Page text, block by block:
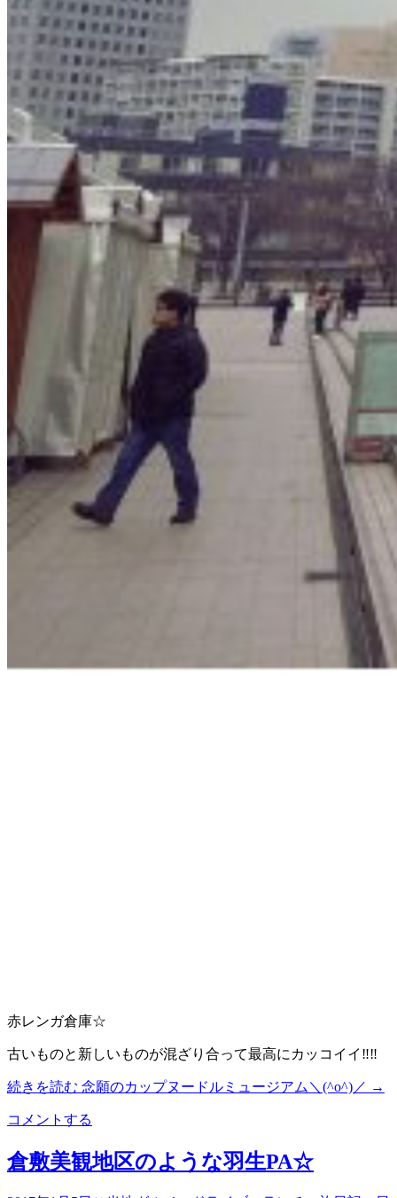
赤レンガ倉庫☆
古いものと新しいものが混ざり合って最高にカッコイイ‼︎‼︎
続きを読む 念願のカップヌードルミュージアム＼(^o^)／ →
コメントする
倉敷美観地区のような羽生PA☆